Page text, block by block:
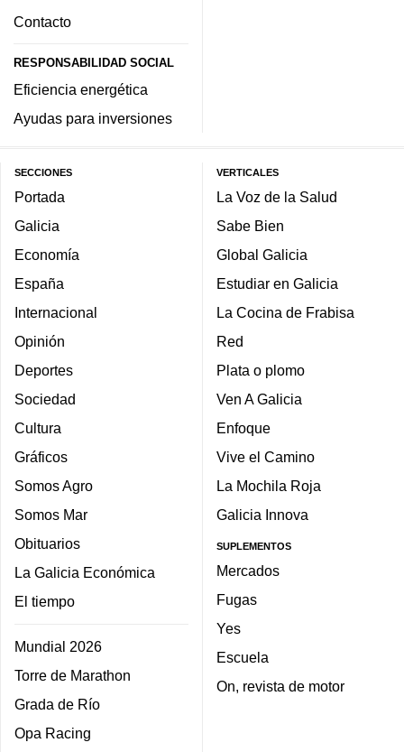
Contacto
RESPONSABILIDAD SOCIAL
Eficiencia energética
Ayudas para inversiones
SECCIONES
Portada
Galicia
Economía
España
Internacional
Opinión
Deportes
Sociedad
Cultura
Gráficos
Somos Agro
Somos Mar
Obituarios
La Galicia Económica
El tiempo
Mundial 2026
Torre de Marathon
Grada de Río
Opa Racing
VERTICALES
La Voz de la Salud
Sabe Bien
Global Galicia
Estudiar en Galicia
La Cocina de Frabisa
Red
Plata o plomo
Ven A Galicia
Enfoque
Vive el Camino
La Mochila Roja
Galicia Innova
SUPLEMENTOS
Mercados
Fugas
Yes
Escuela
On, revista de motor